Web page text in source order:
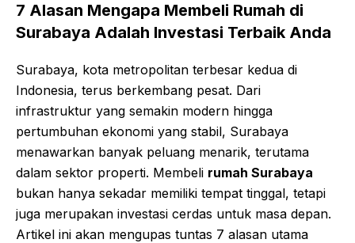
7 Alasan Mengapa Membeli Rumah di
Surabaya Adalah Investasi Terbaik Anda
Surabaya, kota metropolitan terbesar kedua di
Indonesia, terus berkembang pesat. Dari
infrastruktur yang semakin modern hingga
pertumbuhan ekonomi yang stabil, Surabaya
menawarkan banyak peluang menarik, terutama
dalam sektor properti. Membeli rumah Surabaya
bukan hanya sekadar memiliki tempat tinggal, tetapi
juga merupakan investasi cerdas untuk masa depan.
Artikel ini akan mengupas tuntas 7 alasan utama